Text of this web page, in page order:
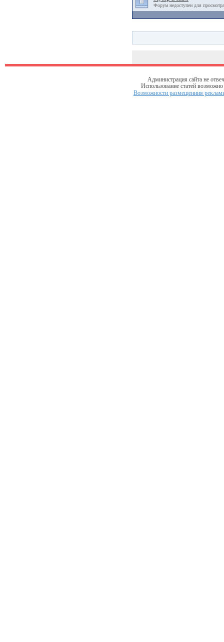
Форум недоступен для
Администрация сайта не
Использование статей
Возможности размещениия